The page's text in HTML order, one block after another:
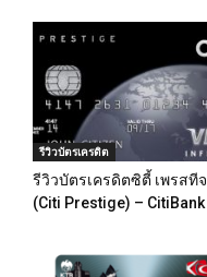
รีวิวบัตรเครดิต
รีวิวบัตรเครดิตซิตี้ เพรสทีจ
(Citi Prestige) – CitiBank